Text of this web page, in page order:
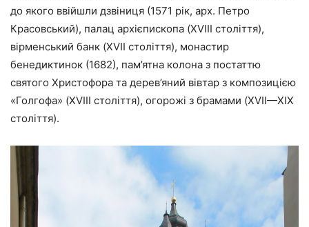
до якого ввійшли дзвіниця (1571 рік, арх. Петро
Красовський), палац архієпископа (XVIII століття),
вірменський банк (XVII століття), монастир
бенедиктинок (1682), пам’ятна колона з постаттю
святого Христофора та дерев’яний вівтар з композицією
«Голгофа» (XVIII століття), огорожі з брамами (XVII—XIX
століття).